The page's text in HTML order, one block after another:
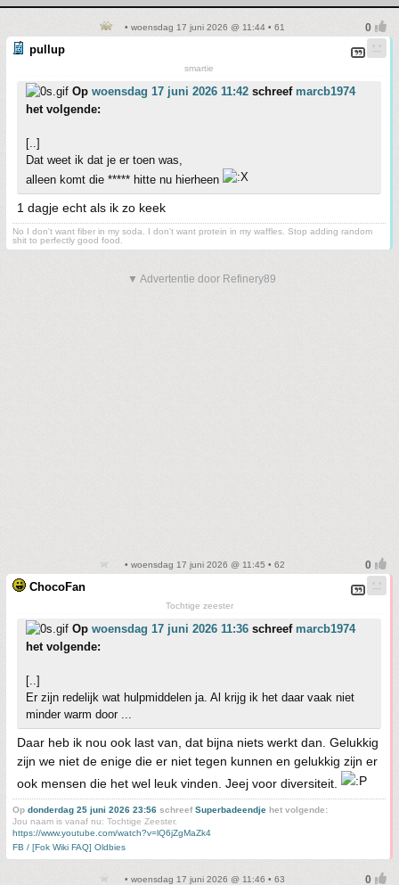
• woensdag 17 juni 2026 @ 11:44 • 61
pullup
smartie
Op woensdag 17 juni 2026 11:42 schreef marcb1974
het volgende:
[..]
Dat weet ik dat je er toen was,
alleen komt die ***** hitte nu hierheen
1 dagje echt als ik zo keek
No I don't want fiber in my soda. I don't want protein in my waffles. Stop adding random
shit to perfectly good food.
▼ Advertentie door Refinery89
• woensdag 17 juni 2026 @ 11:45 • 62
ChocoFan
Tochtige zeester
Op woensdag 17 juni 2026 11:36 schreef marcb1974
het volgende:
[..]
Er zijn redelijk wat hulpmiddelen ja. Al krijg ik het daar vaak niet
minder warm door ...
Daar heb ik nou ook last van, dat bijna niets werkt dan. Gelukkig
zijn we niet de enige die er niet tegen kunnen en gelukkig zijn er
ook mensen die het wel leuk vinden. Jeej voor diversiteit.
Op donderdag 25 juni 2026 23:56 schreefSuperbadeendje het volgende:
Jou naam is vanaf nu: Tochtige Zeester.
https://www.youtube.com/watch?v=lQ6jZgMaZk4
FB / [Fok Wiki FAQ] Oldbies
• woensdag 17 juni 2026 @ 11:46 • 63